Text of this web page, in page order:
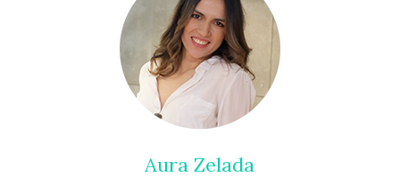
Aura Zelada